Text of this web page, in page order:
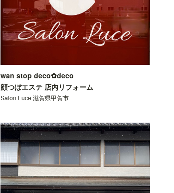
wan stop deco✿deco
顔つぼエステ 店内リフォーム
Salon Luce 滋賀県甲賀市